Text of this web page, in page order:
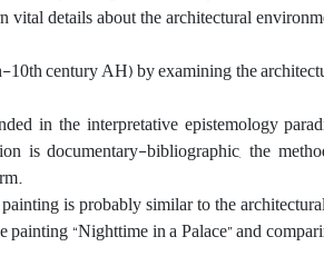
details about the architectural
century AH) by examining the
in the interpretative epistemology
is documentary-bibliographic, the
is probably similar to the
“Nighttime in a Palace” and